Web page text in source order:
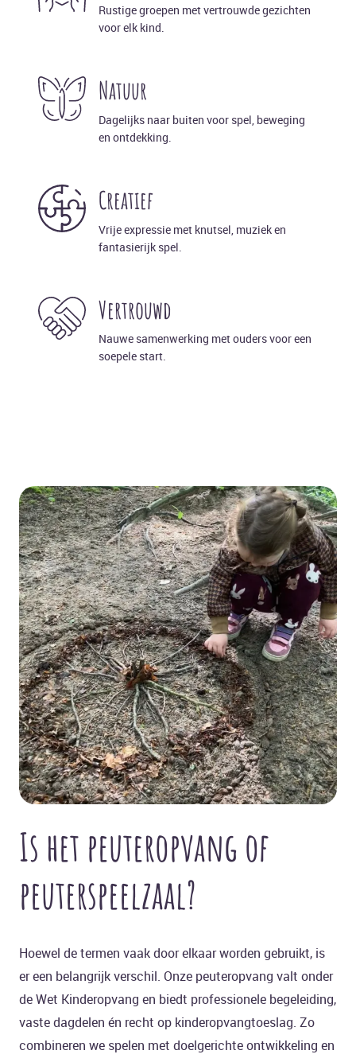
Rustige groepen met vertrouwde gezichten
voor elk kind.
Natuur
Dagelijks naar buiten voor spel, beweging
en ontdekking.
Creatief
Vrije expressie met knutsel, muziek en
fantasierijk spel.
Vertrouwd
Nauwe samenwerking met ouders voor een
soepele start.
Is het peuteropvang of
peuterspeelzaal?
Hoewel de termen vaak door elkaar worden gebruikt, is
er een belangrijk verschil. Onze peuteropvang valt onder
de Wet Kinderopvang en biedt professionele begeleiding,
vaste dagdelen én recht op kinderopvangtoeslag. Zo
combineren we spelen met doelgerichte ontwikkeling en